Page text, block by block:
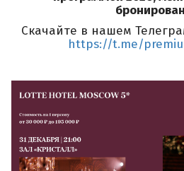
Скачайте в нашем
https://t.me/